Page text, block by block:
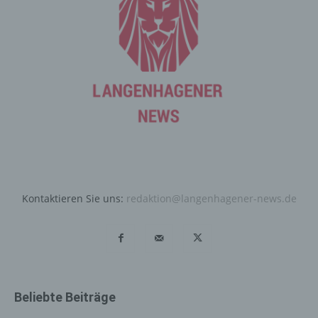
Kontaktieren Sie uns: redaktion@langenhagener-news.de
Beliebte Beiträge
entsprechenden Einstellung des genutzten
Internetbrowsers verhindern und damit der Setzung von
Cookies dauerhaft widersprechen. Ferner können
bereits gesetzte Cookies jederzeit über einen
Internetbrowser oder andere Softwareprogramme
gelöscht werden. Dies ist in allen gängigen
Person die Setzung von Cookies in dem genutzten
und Informationen
Internetseite durch eine betroffene Person oder ein
Informationen werden in den Logfiles des Servers
gespeichert. Erfasst werden können die (1) verwendeten